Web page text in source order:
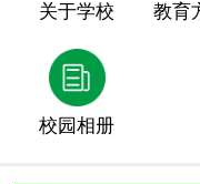
关于学校 教育
校园相册